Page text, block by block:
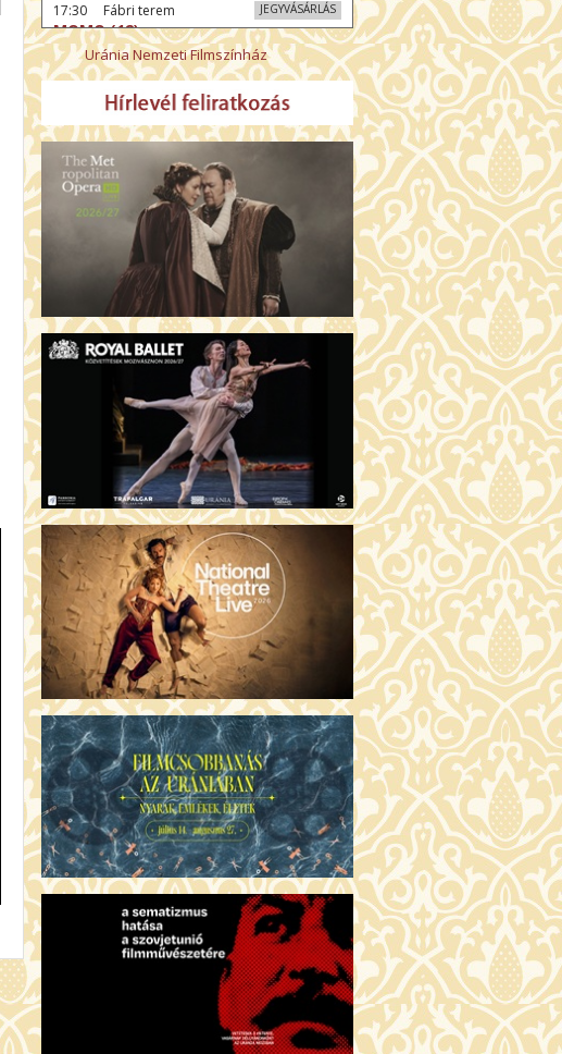
JEGYVÁSÁRLÁS
17:30 Fábri terem
MOMO (12)
JEGYVÁSÁRLÁS
17:30 Díszterem
SACRÉ COEUR - A SZENT SZÍV
CSODÁLATOS HATALMA (12)
JEGYVÁSÁRLÁS
18:30 Csortos terem
ODÜSSZEIA (16)
19:30 Díszterem
FILMCSOBBANÁS: NYOLC HEGY (16)
JEGYVÁSÁRLÁS
19:30 Fábri terem
A ZONGORAHANGOLÓ (16)
JEGYVÁSÁRLÁS
19:45 Törőcsik Mari terem
MIKET NEM BESZÉLEK (16)
Uránia Nemzeti Filmszínház